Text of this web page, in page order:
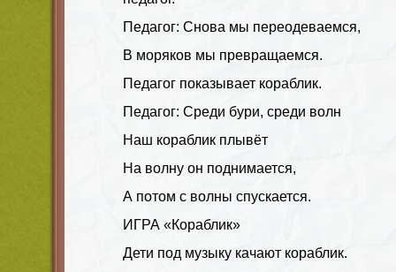
Педагог: Снова мы переодеваемся,
В моряков мы превращаемся.
Педагог показывает кораблик.
Педагог: Среди бури, среди волн
Наш кораблик плывёт
На волну он поднимается,
А потом с волны спускается.
ИГРА «Кораблик»
Дети под музыку качают кораблик.